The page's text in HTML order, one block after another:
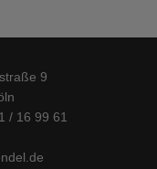
9
/ 16 99 61